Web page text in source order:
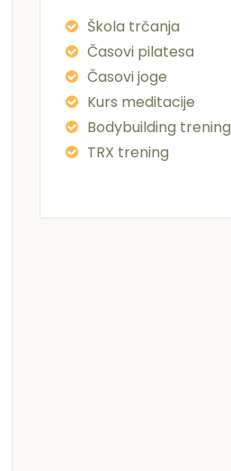
Škola trčanja
Časovi pilatesa
Časovi joge
Kurs meditacije
Bodybuilding trening
TRX trening